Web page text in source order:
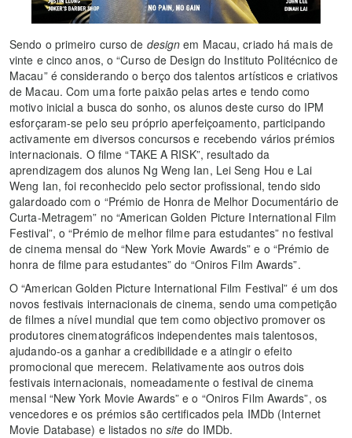
Sendo o primeiro curso de design em Macau, criado há mais de
vinte e cinco anos, o “Curso de Design do Instituto Politécnico de
Macau” é considerando o berço dos talentos artísticos e criativos
de Macau. Com uma forte paixão pelas artes e tendo como
motivo inicial a busca do sonho, os alunos deste curso do IPM
esforçaram-se pelo seu próprio aperfeiçoamento, participando
activamente em diversos concursos e recebendo vários prémios
internacionais. O filme “TAKE A RISK”, resultado da
aprendizagem dos alunos Ng Weng Ian, Lei Seng Hou e Lai
Weng Ian, foi reconhecido pelo sector profissional, tendo sido
galardoado com o “Prémio de Honra de Melhor Documentário de
Curta-Metragem” no “American Golden Picture International Film
Festival”, o “Prémio de melhor filme para estudantes” no festival
de cinema mensal do “New York Movie Awards” e o “Prémio de
honra de filme para estudantes” do “Oniros Film Awards”.
O “American Golden Picture International Film Festival” é um dos
novos festivais internacionais de cinema, sendo uma competição
de filmes a nível mundial que tem como objectivo promover os
produtores cinematográficos independentes mais talentosos,
ajudando-os a ganhar a credibilidade e a atingir o efeito
promocional que merecem. Relativamente aos outros dois
festivais internacionais, nomeadamente o festival de cinema
mensal “New York Movie Awards” e o “Oniros Film Awards”, os
vencedores e os prémios são certificados pela IMDb (Internet
Movie Database) e listados nosite do IMDb.